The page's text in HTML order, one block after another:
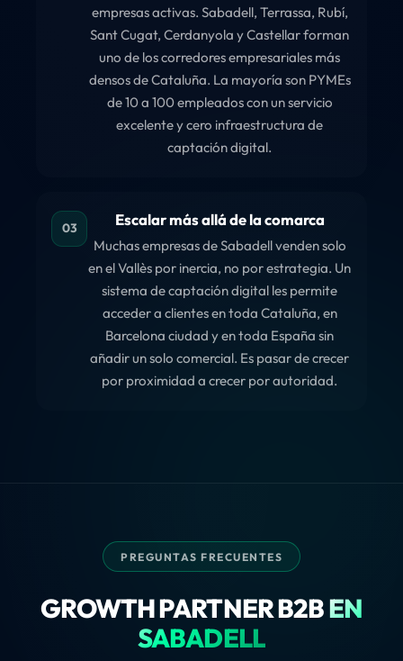
empresas activas. Sabadell, Terrassa, Rubí,
Sant Cugat, Cerdanyola y Castellar forman
uno de los corredores empresariales más
densos de Cataluña. La mayoría son PYMEs
de 10 a 100 empleados con un servicio
excelente y cero infraestructura de
captación digital.
03 Escalar más allá de la comarca
Muchas empresas de Sabadell venden solo
en el Vallès por inercia, no por estrategia. Un
sistema de captación digital les permite
acceder a clientes en toda Cataluña, en
Barcelona ciudad y en toda España sin
añadir un solo comercial. Es pasar de crecer
por proximidad a crecer por autoridad.
PREGUNTAS FRECUENTES
GROWTH PARTNER B2BEN
SABADELL